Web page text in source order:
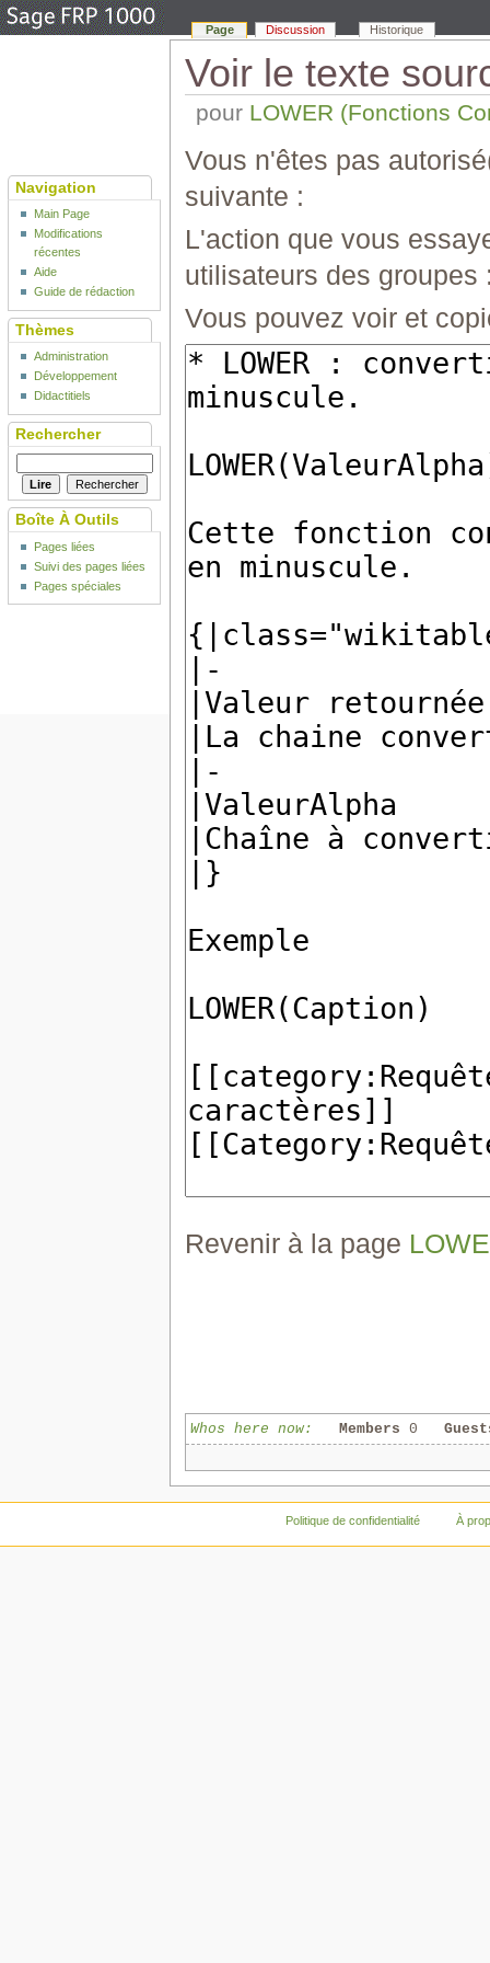
Voir le texte
pour LOWER (Fonctions
Vous n'êtes pas
suivante :
L'action que vous
utilisateurs des groupes
Vous pouvez voir et
Revenir à la page
Whos here now: Members 0
Page Discussion Historique
Navigation
Main Page
Modifications
récentes
Aide
Guide de rédaction
Thèmes
Administration
Développement
Didactitiels
Rechercher
Boîte À Outils
Pages liées
Suivi des pages liées
Pages spéciales
Politique de confidentialité À